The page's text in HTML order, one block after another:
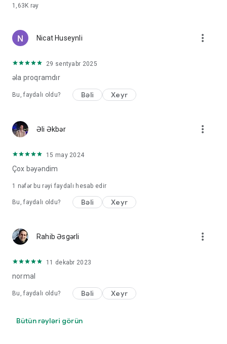
1,63K rəy
Nicat Huseynli more_vert
29 sentyabr 2025
əla proqramdır
Bu, faydalı oldu? Bəli Xeyr
Əli Əkbər more_vert
15 may 2024
Çox bəyəndim
1 nəfər bu rəyi faydalı hesab edir
Bu, faydalı oldu? Bəli Xeyr
Rahib Əsgərli more_vert
11 dekabr 2023
normal
Bu, faydalı oldu? Bəli Xeyr
Bütün rəyləri görün